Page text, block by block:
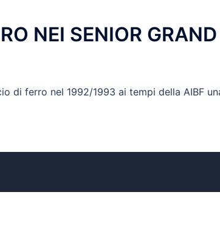
NEI SENIOR GRAND
di ferro nel 1992/1993 ai tempi della AIBF